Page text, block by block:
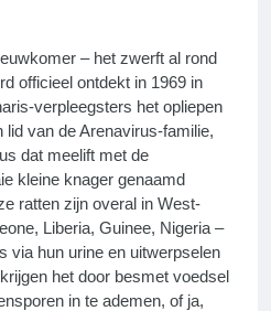
– het zwerft al rond
officieel ontdekt in 1969 in
verpleegsters het opliepen
van de Arenavirus-familie,
dat meelift met de
kleine knager genaamd
ratten zijn overal in West-
Liberia, Guinee, Nigeria –
via hun urine en uitwerpselen
het door besmet voedsel
in te ademen, of ja,